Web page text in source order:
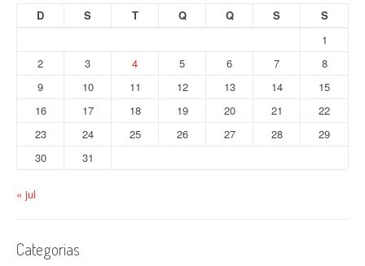
D S T Q Q S
S
1
2
3 4 5 6 7
8
9
10 11 12 13 14
15
16
17 18 19 20 21
22
23
24 25 26 27 28
29
30
31
« jul
Categorias